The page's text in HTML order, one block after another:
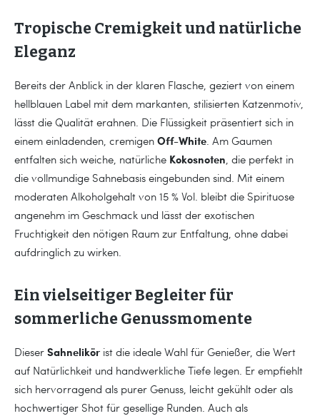
Tropische Cremigkeit und natürliche
Eleganz
Bereits der Anblick in der klaren Flasche, geziert von einem
hellblauen Label mit dem markanten, stilisierten Katzenmotiv,
lässt die Qualität erahnen. Die Flüssigkeit präsentiert sich in
einem einladenden, cremigen Off-White. Am Gaumen
entfalten sich weiche, natürliche Kokosnoten, die perfekt in
die vollmundige Sahnebasis eingebunden sind. Mit einem
moderaten Alkoholgehalt von 15 % Vol. bleibt die Spirituose
angenehm im Geschmack und lässt der exotischen
Fruchtigkeit den nötigen Raum zur Entfaltung, ohne dabei
aufdringlich zu wirken.
Ein vielseitiger Begleiter für
sommerliche Genussmomente
Dieser Sahnelikör ist die ideale Wahl für Genießer, die Wert
auf Natürlichkeit und handwerkliche Tiefe legen. Er empfiehlt
sich hervorragend als purer Genuss, leicht gekühlt oder als
hochwertiger Shot für gesellige Runden. Auch als